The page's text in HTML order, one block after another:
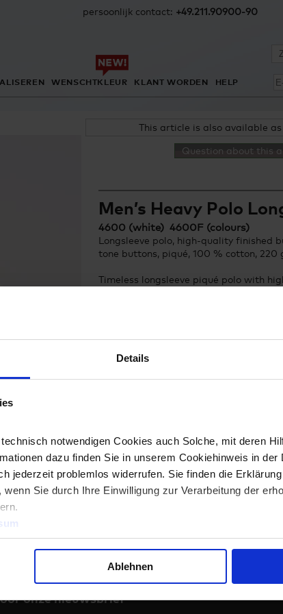
Details
notwendigen Cookies auch Solche, mit deren
dazu finden Sie in unserem Cookiehinweis in
jederzeit problemlos widerrufen. Sie finden die
Sie durch Ihre Einwilligung zur Verarbeitung der
Ablehnen
persoonlijk contact: +49.211.90900-90
WENSCHTKLEUR KLANT WORDEN HELP
This article is also available
Question about this
Men’s Heavy Polo
4600 (white) 4600F (colours)
Longsleeve polo, high-quality finished
tone buttons, piqué, 100 % cotton, 220
Timeless longsleeve piqué polo with
MADE IN GREEN by OEKO-TEX® Artikel
Meer productfoto's:
onze nieuwsbrief